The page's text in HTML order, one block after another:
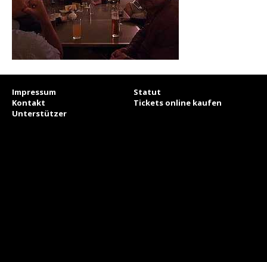
Impressum
Statut
Kontakt
Tickets online kaufen
Unterstützer